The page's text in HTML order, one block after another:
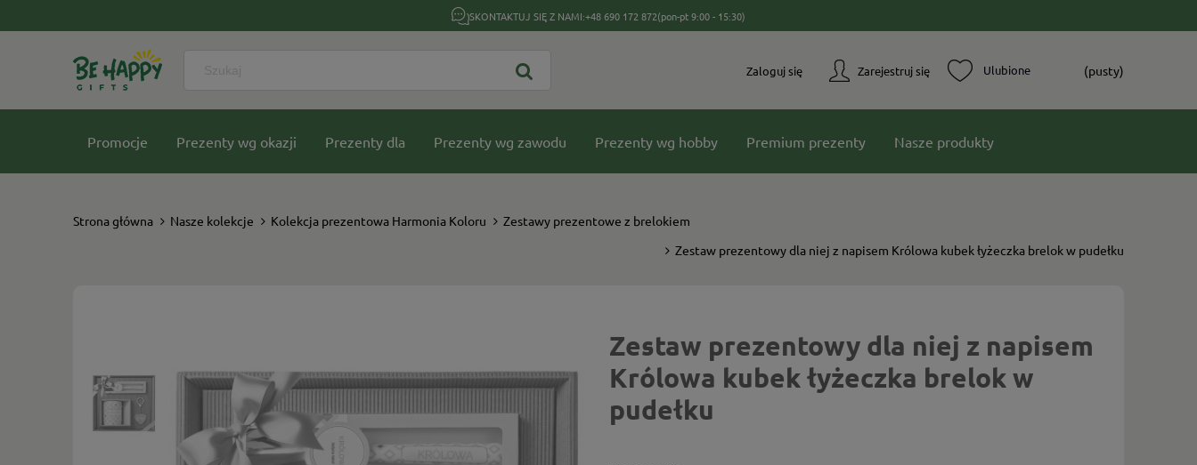
SKONTAKTUJ SIĘ Z NAMI:+48 690 172 872(pon-pt 9:00 - 15:30)
Zarejestruj się
Zaloguj się (pusty)
Promocje Prezenty wg okazji Prezenty dla Prezenty wg zawodu Prezenty wg hobby Premium prezenty Nasze produkty
Strona główna Nasze kolekcje Kolekcja prezentowa Harmonia Koloru
Zestawy prezentowe z brelokiem
Zestaw prezentowy dla niej z napisem Królowa kubek łyżeczka brelok w pudełku
Zestaw prezentowy dla niej z napisem
Królowa kubek łyżeczka brelok w
pudełku